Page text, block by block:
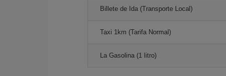
Billete de Ida (Transporte Local)
Taxi 1km (Tarifa Normal)
La Gasolina (1 litro)